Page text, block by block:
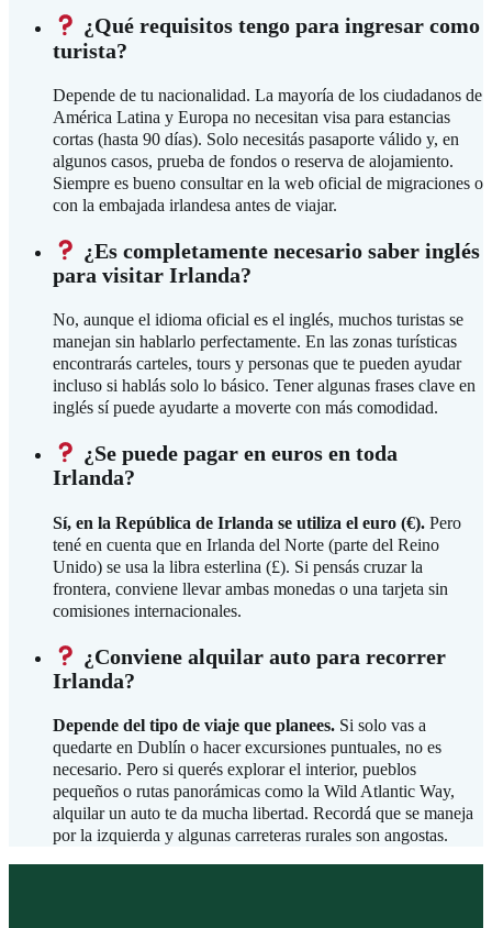
¿Qué requisitos tengo para ingresar como
turista?
Depende de tu nacionalidad. La mayoría de los ciudadanos de
América Latina y Europa no necesitan visa para estancias
cortas (hasta 90 días). Solo necesitás pasaporte válido y, en
algunos casos, prueba de fondos o reserva de alojamiento.
Siempre es bueno consultar en la web oficial de migraciones o
con la embajada irlandesa antes de viajar.
¿Es completamente necesario saber inglés
para visitar Irlanda?
No, aunque el idioma oficial es el inglés, muchos turistas se
manejan sin hablarlo perfectamente. En las zonas turísticas
encontrarás carteles, tours y personas que te pueden ayudar
incluso si hablás solo lo básico. Tener algunas frases clave en
inglés sí puede ayudarte a moverte con más comodidad.
¿Se puede pagar en euros en toda
Irlanda?
Sí, en la República de Irlanda se utiliza el euro (€). Pero
tené en cuenta que en Irlanda del Norte (parte del Reino
Unido) se usa la libra esterlina (£). Si pensás cruzar la
frontera, conviene llevar ambas monedas o una tarjeta sin
comisiones internacionales.
¿Conviene alquilar auto para recorrer
Irlanda?
Depende del tipo de viaje que planees. Si solo vas a
quedarte en Dublín o hacer excursiones puntuales, no es
necesario. Pero si querés explorar el interior, pueblos
pequeños o rutas panorámicas como la Wild Atlantic Way,
alquilar un auto te da mucha libertad. Recordá que se maneja
por la izquierda y algunas carreteras rurales son angostas.